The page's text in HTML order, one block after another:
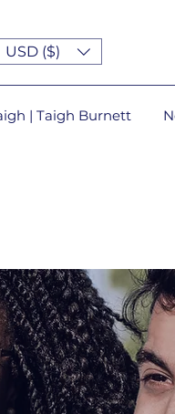
USD ($)
| Taigh Burnett